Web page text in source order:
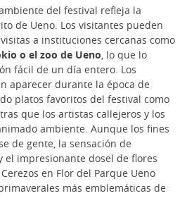
del festival refleja la
de Ueno. Los visitantes pueden
a instituciones cercanas como
o el zoo de Ueno , lo que lo
fácil de un día entero. Los
aparecer durante la época de
platos favoritos del festival como
que los artistas callejeros y los
ambiente. Aunque los fines
de gente, la sensación de
el impresionante dosel de flores
en Flor del Parque Ueno
más emblemáticas de